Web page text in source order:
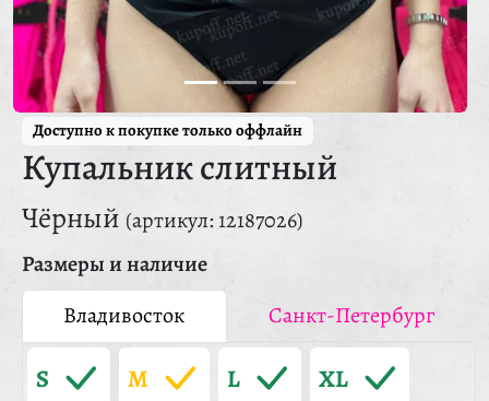
Доступно к покупке только оффлайн
Купальник слитный
Чёрный (артикул: 12187026)
Размеры и наличие
Владивосток
Санкт-Петербург
S M L XL